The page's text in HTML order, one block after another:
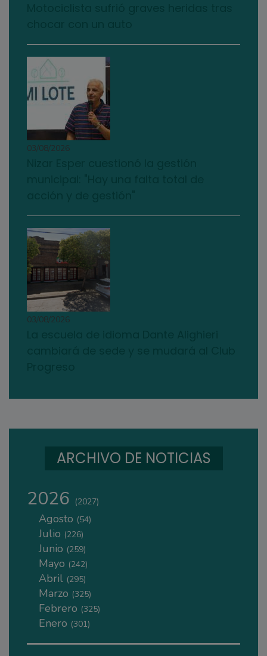
03/08/2026
03/08/2026
ARCHIVO DE NOTICIAS
2026 (2027)
Agosto (54)
Julio (226)
Junio (259)
Mayo (242)
Abril (295)
Marzo (325)
Febrero (325)
Enero (301)